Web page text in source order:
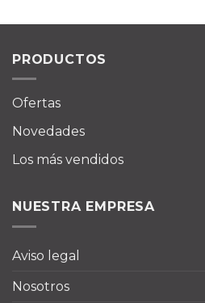
PRODUCTOS
Ofertas
Novedades
Los más vendidos
NUESTRA EMPRESA
Aviso legal
Nosotros